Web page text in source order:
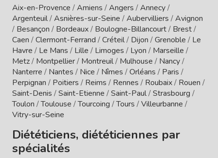
Aix-en-Provence /Amiens /Angers /Annecy/
Argenteuil/Asnières-sur-Seine /Aubervilliers /Avignon
/ Besançon / Bordeaux/ Boulogne-Billancourt/ Brest/
Caen /Clermont-Ferrand /Créteil/ Dijon /Grenoble / Le
Havre / Le Mans / Lille / Limoges / Lyon / Marseille /
Metz/ Montpellier/ Montreuil/ Mulhouse / Nancy/
Nanterre / Nantes / Nice / Nîmes /Orléans / Paris /
Perpignan / Poitiers / Reims / Rennes / Roubaix/ Rouen /
Saint-Denis /Saint-Etienne /Saint-Paul/Strasbourg /
Toulon /Toulouse /Tourcoing /Tours /Villeurbanne /
Vitry-sur-Seine
Diététiciens, diététiciennes par
spécialités